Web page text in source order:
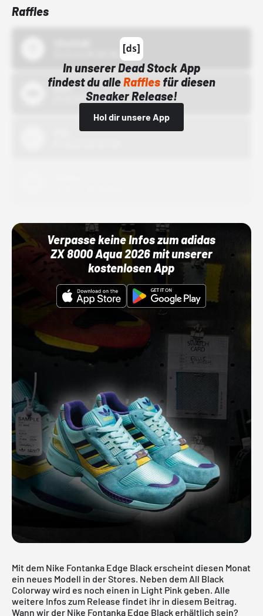
Raffles
In unserer Dead Stock App
findest du alleRafflesfür diesen
Sneaker Release!
Hol dir unsere App
Bstn
01.10.22 00:00 Uhr
Verpasse keine Infos zum adidas
ZX 8000 Aqua 2026 mit unserer
kostenlosen App
Mit dem Nike Fontanka Edge Black erscheint diesen Monat
ein neues Modell in der Stores. Neben dem All Black
Colorway wird es noch einen in Light Pink geben. Alle
weitere Infos zum Release findet ihr in diesem Beitrag.
Wann wir der Nike Fontanka Edge Black erhältlich sein?